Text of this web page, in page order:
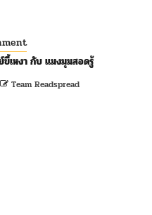
เหงา กับ แมงมุมสอดรู้
Team Readspread